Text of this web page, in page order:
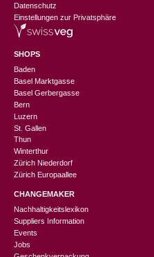
Datenschutz
Einstellungen zur Privatsphäre
SHOPS
Baden
Basel Marktgasse
Basel Gerbergasse
Bern
Luzern
St. Gallen
Thun
Winterthur
Zürich Niederdorf
Zürich Europaallee
CHANGEMAKER
Nachhaltigkeitslexikon
Suppliers Information
Events
Jobs